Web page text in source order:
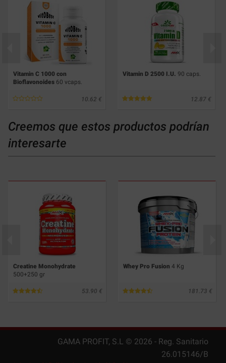
Vitamin C 1000 con
Bioflavonoides 60 vcaps.
10.62
Vitamin D 2500 I.U. 90 caps.
12.87
Creemos que estos productos podrían
interesarte
Creatine Monohydrate
500+250 gr
53.90
Whey Pro Fusion 4 Kg
181.73
GAMA PROFIT, S.L © 2026 - Reg. Sanitario
26.015146/B